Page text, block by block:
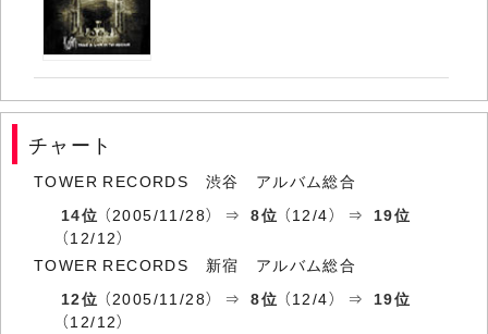
チャート
TOWER RECORDS 渋谷 アルバム総合
14位 （2005/11/28） ⇒8位 （12/4） ⇒19位
（12/12）
TOWER RECORDS 新宿 アルバム総合
12位 （2005/11/28） ⇒8位 （12/4） ⇒19位
（12/12）